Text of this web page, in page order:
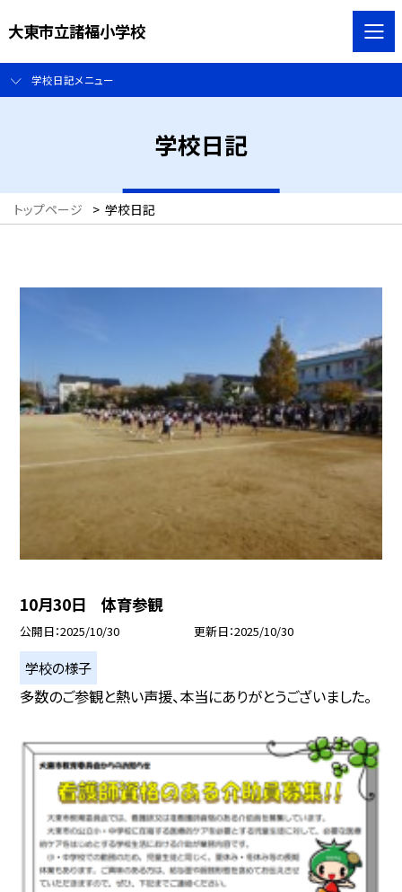
大東市立諸福小学校
学校日記メニュー
学校日記
トップページ > 学校日記
10月30日 体育参観
公開日 2025/10/30 更新日 2025/10/30
学校の様子
多数のご参観と熱い声援、本当にありがとうございました。